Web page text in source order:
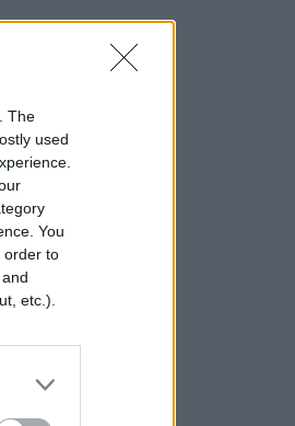
The
used
You
order to
etc.).